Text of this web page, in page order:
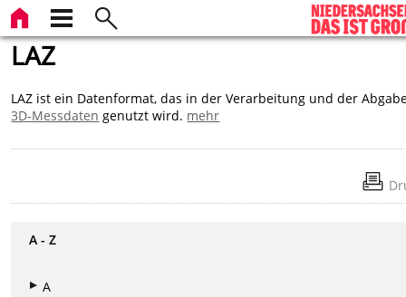
LAZ
LAZ ist ein Datenformat, das in der Verarbeitung und der
3D-Messdaten genutzt wird. mehr
A - Z
A